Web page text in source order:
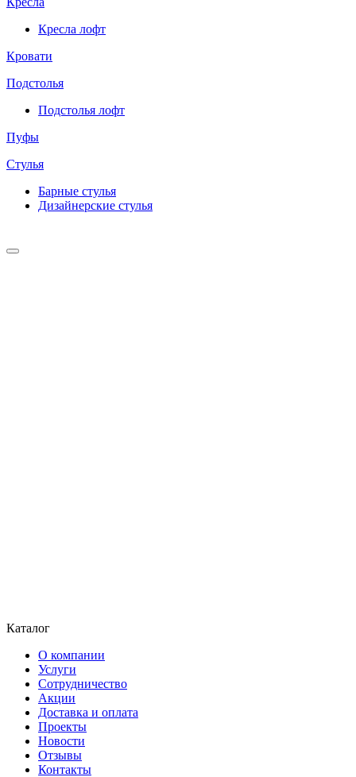
Кресла лофт
Кровати
Подстолья
Подстолья лофт
Пуфы
Стулья
Барные cтулья
Дизайнерские cтулья
Каталог
О компании
Услуги
Сотрудничество
Акции
Доставка и оплата
Проекты
Новости
Отзывы
Контакты